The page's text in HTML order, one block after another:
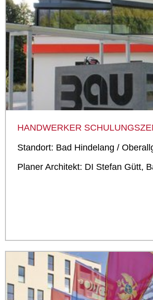
HANDWERKER
Standort: Bad Hindelang /
Planer Architekt: DI Stefan Gütt,